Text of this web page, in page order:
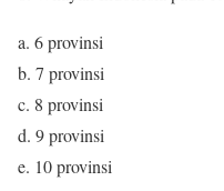
a. 6 provinsi
b. 7 provinsi
c. 8 provinsi
d. 9 provinsi
e. 10 provinsi